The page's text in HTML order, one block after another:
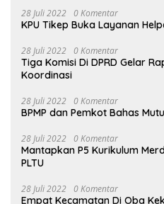
28 Juli 2022 0 Komentar
KPU Tikep Buka Layanan
28 Juli 2022 0 Komentar
Tiga Komisi Di DPRD Gelar
Koordinasi
28 Juli 2022 0 Komentar
BPMP dan Pemkot Bahas
28 Juli 2022 0 Komentar
Mantapkan P5 Kurikulum
PLTU
28 Juli 2022 0 Komentar
Empat Kecamatan Di Oba